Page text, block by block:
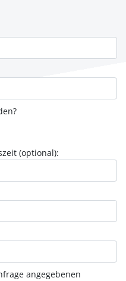
(optional):
angegebenen